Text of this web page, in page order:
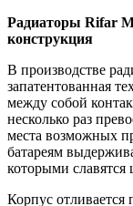
Радиаторы Rifar
конструкция
В производстве
запатентованная
между собой
несколько раз
места возможных
батареям
которыми славятся
Корпус